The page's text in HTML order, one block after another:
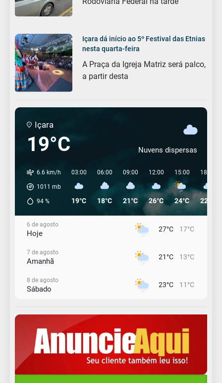
Içara dá início ao 5º Festival das Etnias
nesta quarta-feira
A Praça da Igreja Matriz será palco,
a partir desta
Içara
19°C Nuvens dispersas
6.6 km/h
1011 mb
94 %
03:00
19°C
06:00
18°C
09:00
21°C
12:00
26°C
15:00
24°C
18:00
22°C
6 de agosto
Hoje 27°C 17°C
7 de agosto
Amanhã 21°C 13°C
8 de agosto
Sábado 23°C 11°C
Domingo
10 de agosto
Segunda-Feira